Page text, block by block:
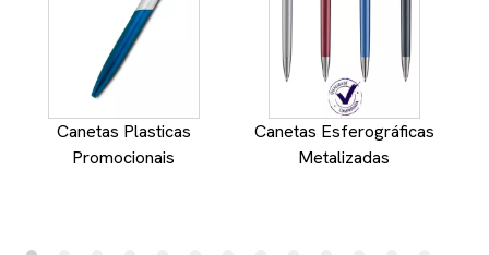
Canetas Plasticas
Promocionais
Canetas Esferográficas
Metalizadas